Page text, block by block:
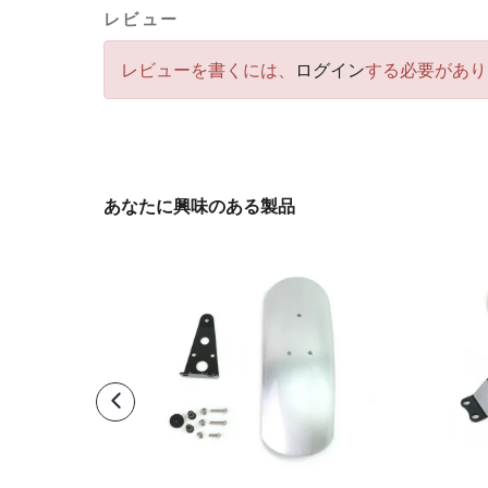
レビュー
レビューを書くには、 ログインする必要があ
あなたに興味のある製品